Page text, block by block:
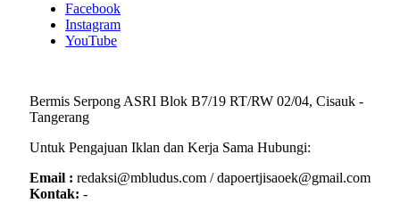
Facebook
Instagram
YouTube
Bermis Serpong ASRI Blok B7/19 RT/RW 02/04, Cisauk -
Tangerang
Untuk Pengajuan Iklan dan Kerja Sama Hubungi:
Email : redaksi@mbludus.com / dapoertjisaoek@gmail.com
Kontak: -